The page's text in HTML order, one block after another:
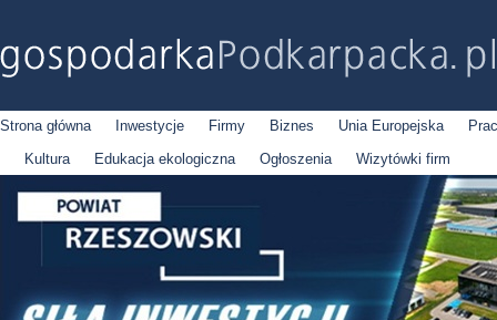
Strona główna Inwestycje Firmy Biznes Unia Europejska
Kultura
Edukacja ekologiczna Ogłoszenia Wizytówki firm